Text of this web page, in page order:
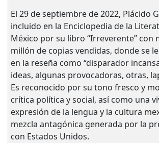
El 29 de septiembre de 2022, Plácido
incluido en la Enciclopedia de la
México por su libro “Irreverente” con
millón de copias vendidas, donde se
en la reseña como “disparador
ideas, algunas provocadoras, otras,
Es reconocido por su tono fresco y
crítica política y social, así como una
expresión de la lengua y la cultura
mezcla antagónica generada por la
con Estados Unidos.